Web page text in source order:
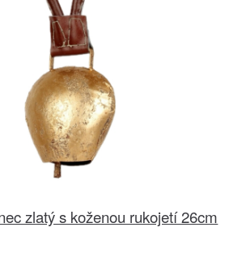
zlatý s koženou rukojetí 26cm